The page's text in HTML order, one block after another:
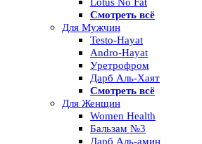
Смотреть всё
Для Мужчин
Testo-Hayat
Andro-Hayat
Уретрофром
Дарб Аль-Хаят
Смотреть всё
Для Женщин
Women Health
Бальзам №3
Дарб Аль-амин